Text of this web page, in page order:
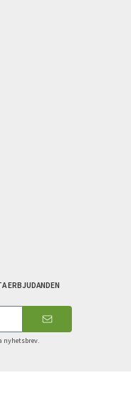
ERBJUDANDEN
nyhetsbrev.